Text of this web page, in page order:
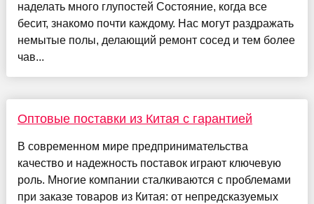
наделать много глупостей Состояние, когда все
бесит, знакомо почти каждому. Нас могут раздражать
немытые полы, делающий ремонт сосед и тем более
чав...
Оптовые поставки из Китая с гарантией
В современном мире предпринимательства
качество и надежность поставок играют ключевую
роль. Многие компании сталкиваются с проблемами
при заказе товаров из Китая: от непредсказуемых